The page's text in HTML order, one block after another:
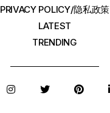
PRIVACY POLICY/隐私政策
LATEST
TRENDING